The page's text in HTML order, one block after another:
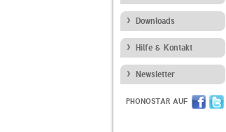
Downloads
Hilfe & Kontakt
Newsletter
PHONOSTAR AUF